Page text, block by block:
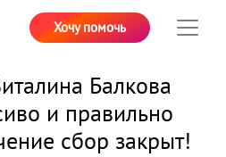
Хочу помочь
Балкова
и правильно
сбор закрыт!